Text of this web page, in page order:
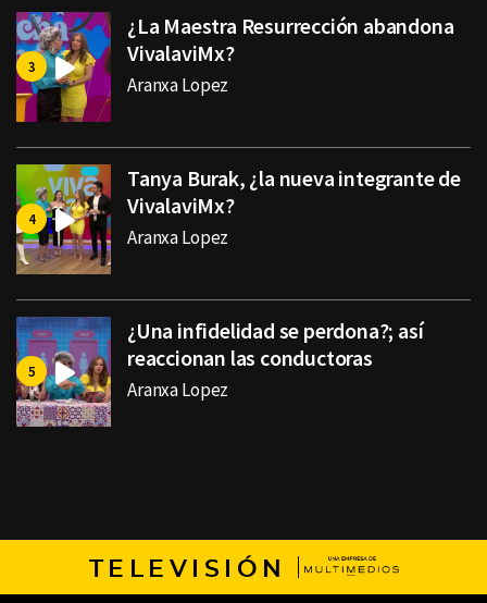
¿La Maestra Resurrección abandona
VivalaviMx?
Aranxa Lopez
Tanya Burak, ¿la nueva integrante de
VivalaviMx?
Aranxa Lopez
¿Una infidelidad se perdona?; así
reaccionan las conductoras
Aranxa Lopez
TELEVISIÓN